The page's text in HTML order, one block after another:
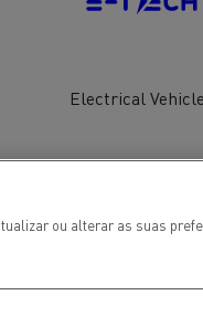
Electrical
ou alterar as suas